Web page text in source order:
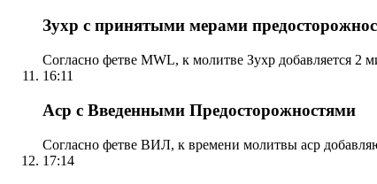
Зухр с принятыми мерами
Согласно фетве MWL, к молитве Зухр добавляется 2
16:11
Аср с Введенными Предосторожностями
Согласно фетве ВИЛ, к времени молитвы аср
17:14